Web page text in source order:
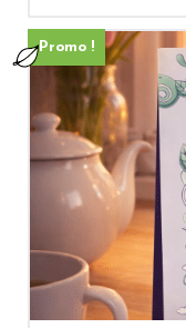
Promo !